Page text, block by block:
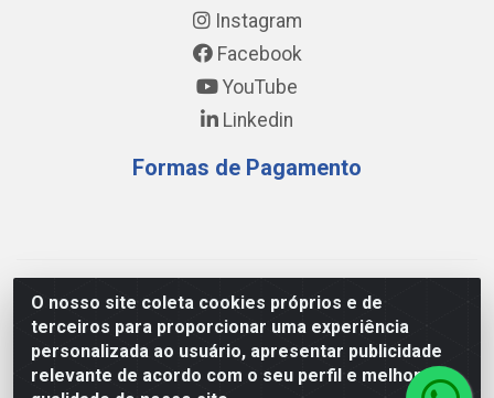
O nosso site coleta cookies próprios e de
terceiros para proporcionar uma experiência
personalizada ao usuário, apresentar publicidade
relevante de acordo com o seu perfil e melhorar a
Instagram
Facebook
YouTube
Linkedin
Formas de Pagamento
WING DISTRIBUIDORA COMÉRCIO E LOGÍSTICA DE MATERIAL
DE CONSTRUÇÕES LTDA - AV. DA INTEGRAÇÃO, 790 -
PATRÍCIA GOMES, CAUCAIA/CE - CEP 61.604-505 - CNPJ
17.523.384/0001-20